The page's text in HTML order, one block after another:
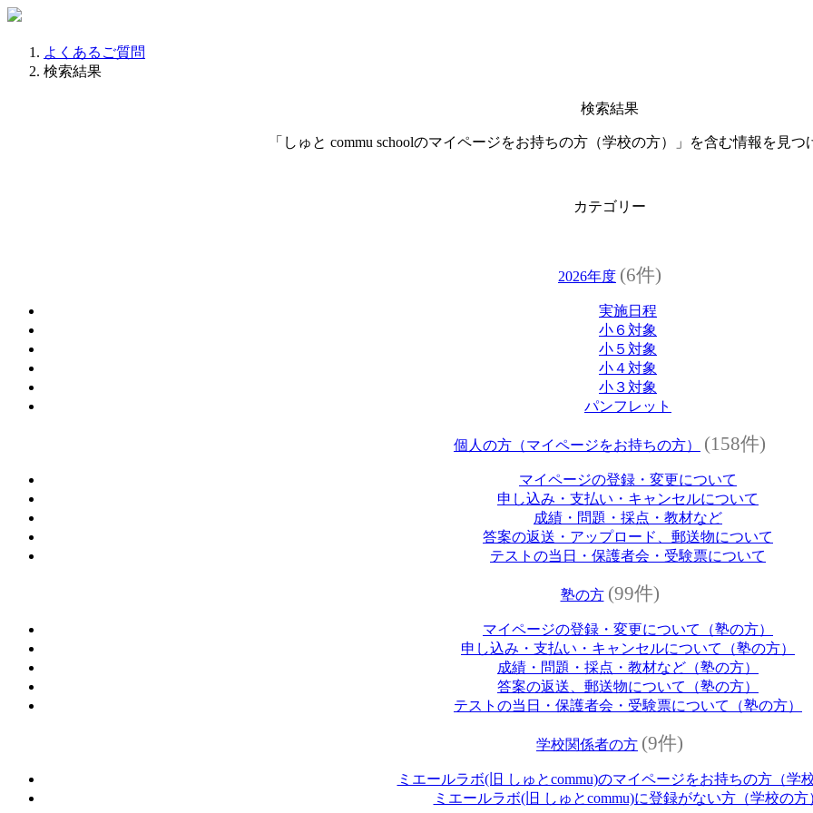
よくあるご質問
検索結果
検索結果
「しゅと commu schoolのマイページをお持ちの方（学校の方）」を含む情報を見つ
カテゴリー
2026年度 (6件)
実施日程
小６対象
小５対象
小４対象
小３対象
パンフレット
個人の方（マイページをお持ちの方） (158件)
マイページの登録・変更について
申し込み・支払い・キャンセルについて
成績・問題・採点・教材など
答案の返送・アップロード、郵送物について
テストの当日・保護者会・受験票について
塾の方 (99件)
マイページの登録・変更について（塾の方）
申し込み・支払い・キャンセルについて（塾の方）
成績・問題・採点・教材など（塾の方）
答案の返送、郵送物について（塾の方）
テストの当日・保護者会・受験票について（塾の方）
学校関係者の方 (9件)
ミエールラボ(旧 しゅとcommu)のマイページをお持ちの方（学校
ミエールラボ(旧 しゅとcommu)に登録がない方（学校の方